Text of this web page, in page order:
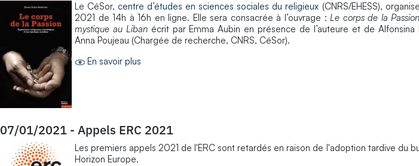
Le CéSor, centre d’études en sciences sociales du religieux (CNRS/EHESS),
2021 de 14h à 16h en ligne. Elle sera consacrée à l’ouvrage :Le corps de la
mystique au Libanécrit par Emma Aubin en présence de l’auteure et de Alfonsina
Anna Poujeau (Chargée de recherche, CNRS, CéSor).
En savoir plus
07/01/2021 - Appels ERC 2021
Les premiers appels 2021 de l'ERC sont retardés en raison de l'adoption tardive du
Horizon Europe.